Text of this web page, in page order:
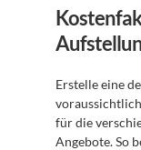
Erstelle eine
für die
Angebote. So